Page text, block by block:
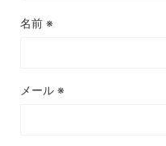
名前 ※
メール ※